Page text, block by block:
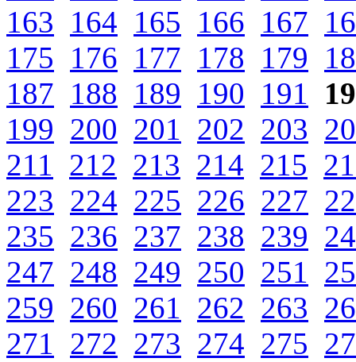
163 164 165 166 167
175 176 177 178 179
187 188 189 190 191
199 200 201 202 203
211 212 213 214 215
223 224 225 226 227
235 236 237 238 239
247 248 249 250 251
259 260 261 262 263
271 272 273 274 275